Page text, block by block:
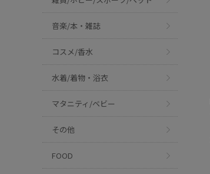
音楽/本・雑誌
コスメ/香水
水着/着物・浴衣
マタニティ/ベビー
その他
FOOD